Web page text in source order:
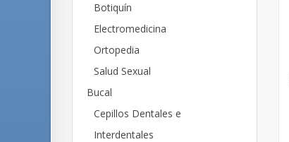
Botiquín
Electromedicina
Ortopedia
Salud Sexual
Bucal
Cepillos Dentales e
Interdentales